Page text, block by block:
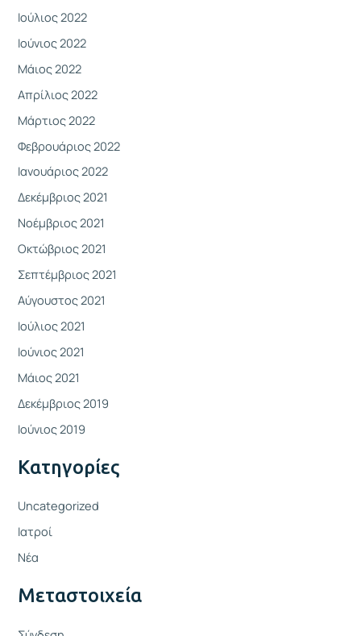
Ιούλιος 2022
Ιούνιος 2022
Μάιος 2022
Απρίλιος 2022
Μάρτιος 2022
Φεβρουάριος 2022
Ιανουάριος 2022
Δεκέμβριος 2021
Νοέμβριος 2021
Οκτώβριος 2021
Σεπτέμβριος 2021
Αύγουστος 2021
Ιούλιος 2021
Ιούνιος 2021
Μάιος 2021
Δεκέμβριος 2019
Ιούνιος 2019
Kατηγορίες
Uncategorized
Ιατροί
Νέα
Μεταστοιχεία